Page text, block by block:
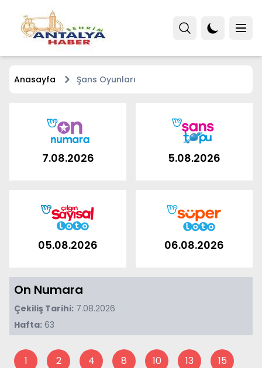
Anasayfa Şans Oyunları
7.08.2026 5.08.2026
05.08.2026 06.08.2026
On Numara
Çekiliş Tarihi: 7.08.2026
Hafta: 63
1 2 4 8 10 13 15